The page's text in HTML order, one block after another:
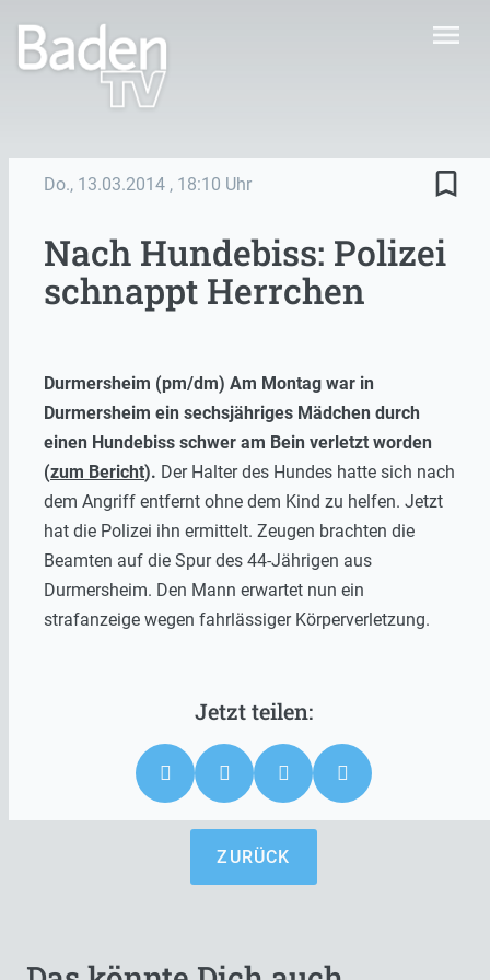
menu
Do., 13.03.2014 , 18:10 Uhr bookmark_border
Nach Hundebiss: Polizei
schnappt Herrchen
Durmersheim (pm/dm) Am Montag war in
Durmersheim ein sechsjähriges Mädchen durch
einen Hundebiss schwer am Bein verletzt worden
(zum Bericht). Der Halter des Hundes hatte sich nach
dem Angriff entfernt ohne dem Kind zu helfen. Jetzt
hat die Polizei ihn ermittelt. Zeugen brachten die
Beamten auf die Spur des 44-Jährigen aus
Durmersheim. Den Mann erwartet nun ein
strafanzeige wegen fahrlässiger Körperverletzung.
ZURÜCK